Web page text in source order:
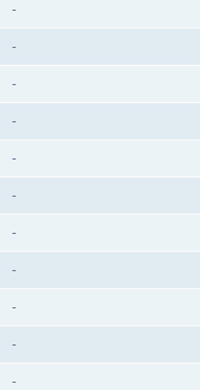
-
-
-
-
-
-
-
-
-
-
-